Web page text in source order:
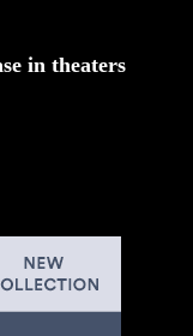
in theaters